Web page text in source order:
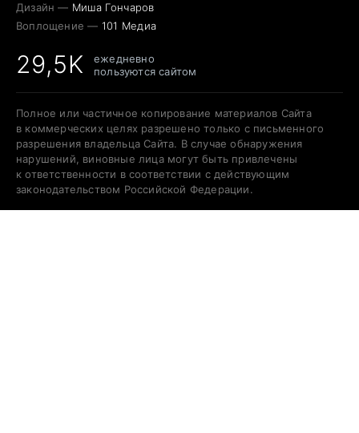
Дизайн — Миша Гончаров
Воплощение — 101 Медиа
29,5K
ежедневно
пользуются сайтом
Полное или частичное копирование материалов Сайта
в коммерческих целях разрешено только с письменного
разрешения владельца Сайта. В случае обнаружения
нарушений, виновные лица могут быть привлечены
к ответственности в соответствии с действующим
законодательством Российской Федерации.